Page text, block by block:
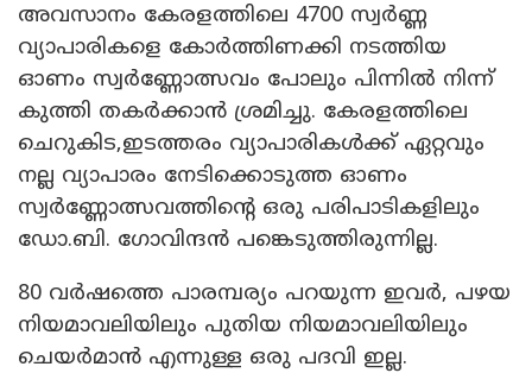
അവസാനം കേരളത്തിലെ 4700 സ്വർണ്ണ
വ്യാപാരികളെ കോർത്തിണക്കി നടത്തിയ
ഓണം സ്വർണ്ണോത്സവം പോലും പിന്നിൽ നിന്ന്
കുത്തി തകർക്കാൻ ശ്രമിച്ചു. കേരളത്തിലെ
ചെറുകിട,ഇടത്തരം വ്യാപാരികൾക്ക് ഏറ്റവും
നല്ല വ്യാപാരം നേടിക്കൊടുത്ത ഓണം
സ്വർണ്ണോത്സവത്തിന്റെ ഒരു പരിപാടികളിലും
ഡോ.ബി. ഗോവിന്ദൻ പങ്കെടുത്തിരുന്നില്ല.
80 വർഷത്തെ പാരമ്പര്യം പറയുന്ന ഇവർ, പഴയ
നിയമാവലിയിലും പുതിയ നിയമാവലിയിലും
ചെയർമാൻ എന്നുള്ള ഒരു പദവി ഇല്ല.